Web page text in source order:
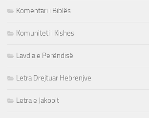
Komentari i Biblës
Komuniteti i Kishës
Lavdia e Perëndisë
Letra Drejtuar Hebrenjve
Letra e Jakobit